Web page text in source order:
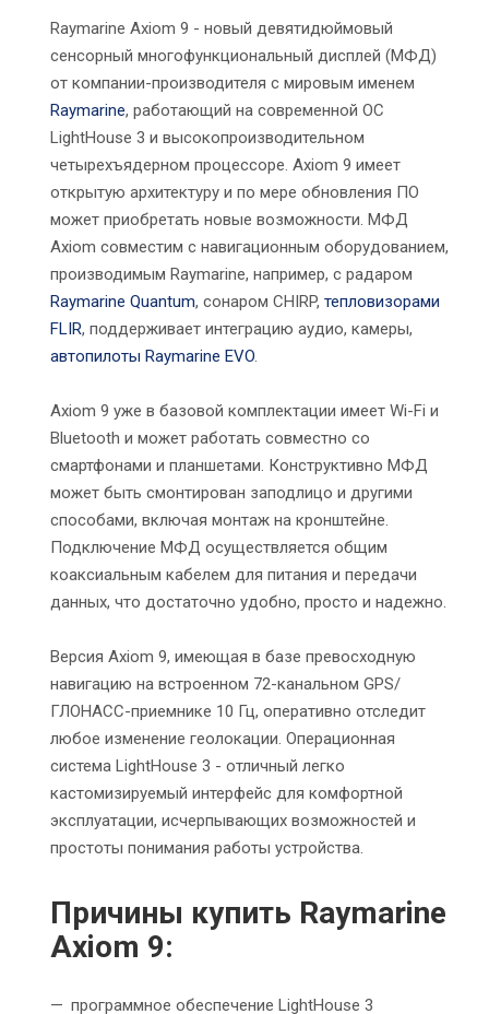
Raymarine Axiom 9 - новый девятидюймовый
сенсорный многофункциональный дисплей (МФД)
от компании-производителя с мировым именем
Raymarine, работающий на современной ОС
LightHouse 3 и высокопроизводительном
четырехъядерном процессоре. Axiom 9 имеет
открытую архитектуру и по мере обновления ПО
может приобретать новые возможности. МФД
Axiom совместим с навигационным оборудованием,
производимым Raymarine, например, с радаром
Raymarine Quantum, сонаром CHIRP, тепловизорами
FLIR, поддерживает интеграцию аудио, камеры,
автопилоты Raymarine EVO.
Axiom 9 уже в базовой комплектации имеет Wi-Fi и
Bluetooth и может работать совместно со
смартфонами и планшетами. Конструктивно МФД
может быть смонтирован заподлицо и другими
способами, включая монтаж на кронштейне.
Подключение МФД осуществляется общим
коаксиальным кабелем для питания и передачи
данных, что достаточно удобно, просто и надежно.
Версия Axiom 9, имеющая в базе превосходную
навигацию на встроенном 72-канальном GPS/
ГЛОНАСС-приемнике 10 Гц, оперативно отследит
любое изменение геолокации. Операционная
система LightHouse 3 - отличный легко
кастомизируемый интерфейс для комфортной
эксплуатации, исчерпывающих возможностей и
простоты понимания работы устройства.
Причины купить Raymarine
Axiom 9:
программное обеспечение LightHouse 3